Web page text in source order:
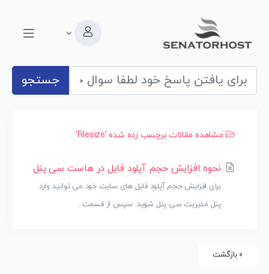
جستجو
مشاهده مقالات برچسب زده شده 'filesize'
نحوه افزایش حجم آپلود فایل در هاست سی پنل
برای افزایش حجم آپلود فایل های سایت خود می توانید وارد
پنل مدیریت سی پنل شوید. سپس از قسمت...
« بازگشت